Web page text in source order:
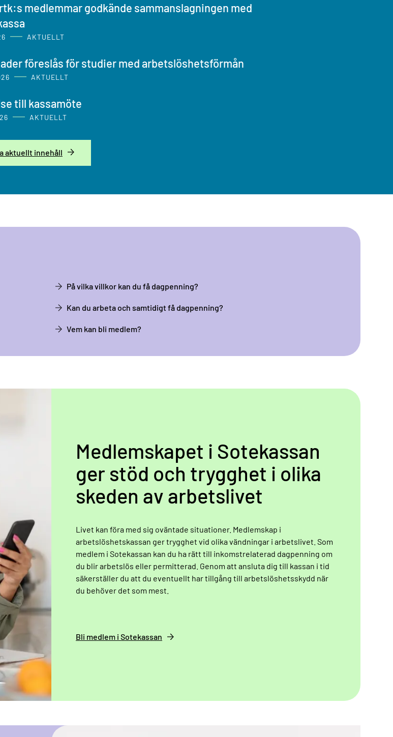
medlemmar godkände sammanslagningen med
AKTUELLT
föreslås för studier med arbetslöshetsförmån
AKTUELLT
till kassamöte
AKTUELLT
aktuellt innehåll
På vilka villkor kan du få dagpenning?
Kan du arbeta och samtidigt få dagpenning?
Vem kan bli medlem?
Medlemskapet i Sotekassan
ger stöd och trygghet i olika
skeden av arbetslivet
Livet kan föra med sig oväntade situationer. Medlemskap i
arbetslöshetskassan ger trygghet vid olika vändningar i arbetslivet. Som
medlem i Sotekassan kan du ha rätt till inkomstrelaterad dagpenning om
du blir arbetslös eller permitterad. Genom att ansluta dig till kassan i tid
säkerställer du att du eventuellt har tillgång till arbetslöshetsskydd när
du behöver det som mest.
Bli medlem i Sotekassan